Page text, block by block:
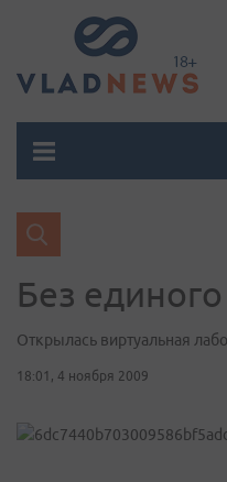
Без
Открылась виртуальная
18:01, 4 ноября 2009